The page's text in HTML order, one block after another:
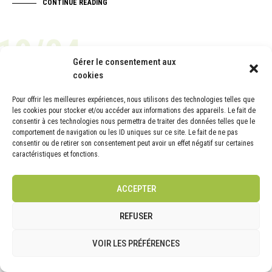
Gérer le consentement aux
cookies
Pour offrir les meilleures expériences, nous utilisons des technologies telles que
les cookies pour stocker et/ou accéder aux informations des appareils. Le fait de
consentir à ces technologies nous permettra de traiter des données telles que le
comportement de navigation ou les ID uniques sur ce site. Le fait de ne pas
consentir ou de retirer son consentement peut avoir un effet négatif sur certaines
caractéristiques et fonctions.
ACCEPTER
REFUSER
VOIR LES PRÉFÉRENCES
CONTINUE READING
04